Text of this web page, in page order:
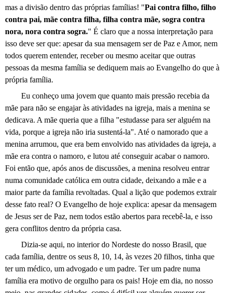
mas a divisão dentro das próprias famílias! "Pai contra filho, filho
contra pai, mãe contra filha, filha contra mãe, sogra contra
nora, nora contra sogra." É claro que a nossa interpretação para
isso deve ser que: apesar da sua mensagem ser de Paz e Amor, nem
todos querem entender, receber ou mesmo aceitar que outras
pessoas da mesma família se dediquem mais ao Evangelho do que à
própria família.
Eu conheço uma jovem que quanto mais pressão recebia da
mãe para não se engajar às atividades na igreja, mais a menina se
dedicava. A mãe queria que a filha "estudasse para ser alguém na
vida, porque a igreja não iria sustentá-la". Até o namorado que a
menina arrumou, que era bem envolvido nas atividades da igreja, a
mãe era contra o namoro, e lutou até conseguir acabar o namoro.
Foi então que, após anos de discussões, a menina resolveu entrar
numa comunidade católica em outra cidade, deixando a mãe e a
maior parte da família revoltadas. Qual a lição que podemos extrair
desse fato real? O Evangelho de hoje explica: apesar da mensagem
de Jesus ser de Paz, nem todos estão abertos para recebê-la, e isso
gera conflitos dentro da própria casa.
Dizia-se aqui, no interior do Nordeste do nosso Brasil, que
cada família, dentre os seus 8, 10, 14, às vezes 20 filhos, tinha que
ter um médico, um advogado e um padre. Ter um padre numa
família era motivo de orgulho para os pais! Hoje em dia, no nosso